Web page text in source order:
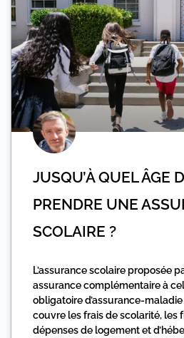
JUSQU’À QUEL ÂGE
PRENDRE UNE
SCOLAIRE ?
L’assurance scolaire proposée
assurance complémentaire à
obligatoire d’assurance-
couvre les frais de scolarité, les
dépenses de logement et